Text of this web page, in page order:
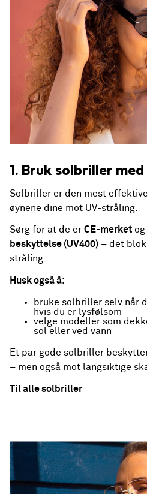
1. Bruk solbriller
Solbriller er den mest
øynene dine mot UV-stråling.
Sørg for at de er CE-merket
beskyttelse (UV400) – det
stråling.
Husk også å:
bruke solbriller selv når
hvis du er lysfølsom
velge modeller som
sol eller ved vann
Et par gode solbriller
– men også mot langsiktige
Til alle solbriller